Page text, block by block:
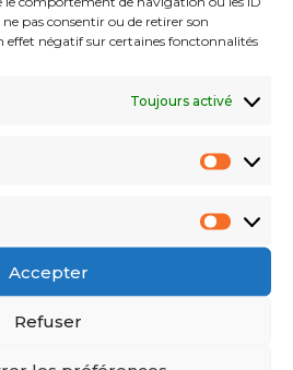
pas consentir ou de retirer son
négatif sur certaines fonctonnalités
Toujours activé
Accepter
Refuser
présumé de Jean